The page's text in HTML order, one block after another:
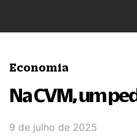
Economia
Na CVM, um
9 de julho de 2025